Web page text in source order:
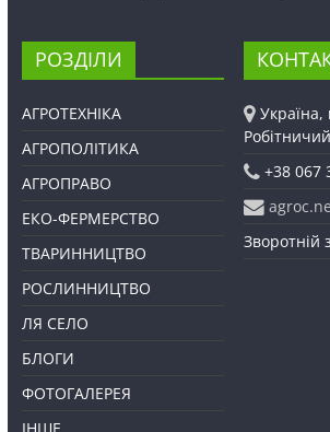
РОЗДІЛИ
АГРОТЕХНІКА
АГРОПОЛІТИКА
АГРОПРАВО
ЕКО-ФЕРМЕРСТВО
ТВАРИННИЦТВО
РОСЛИННИЦТВО
ЛЯ СЕЛО
БЛОГИ
ФОТОГАЛЕРЕЯ
Україна,
+38 067
Зворотній